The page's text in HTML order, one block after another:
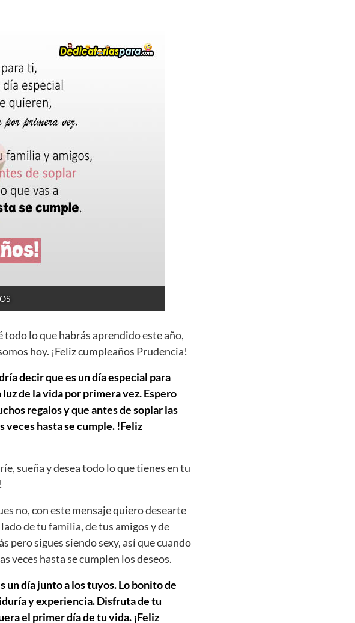
lo que habrás aprendido este año,
hoy. ¡Feliz cumpleaños Prudencia!
decir que es un día especial para
de la vida por primera vez. Espero
regalos y que antes de soplar las
veces hasta se cumple. !Feliz
sueña y desea todo lo que tienes en tu
no, con este mensaje quiero desearte
de tu familia, de tus amigos y de
pero sigues siendo sexy, así que cuando
veces hasta se cumplen los deseos.
un día junto a los tuyos. Lo bonito de
y experiencia. Disfruta de tu
el primer día de tu vida. ¡Feliz